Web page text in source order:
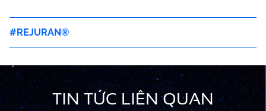
REJURAN®
TIN TỨC LIÊN QUAN